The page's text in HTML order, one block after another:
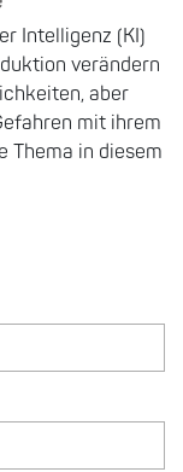
Intelligenz (KI)
verändern
aber
mit ihrem
Thema in diesem